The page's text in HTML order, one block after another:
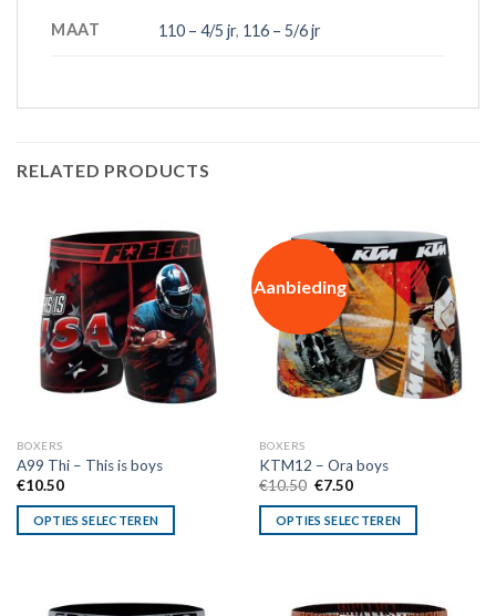
MAAT 110 – 4/5 jr, 116 – 5/6 jr
RELATED PRODUCTS
BOXERS
A99 Thi – This is boys
€10.50
OPTIES SELECTEREN
Aanbieding
BOXERS
KTM12 – Ora boys
€10.50 Oorspronkelijke
was:
€10.50.
€7.50Huidige
is:
€7.50.
OPTIES SELECTEREN